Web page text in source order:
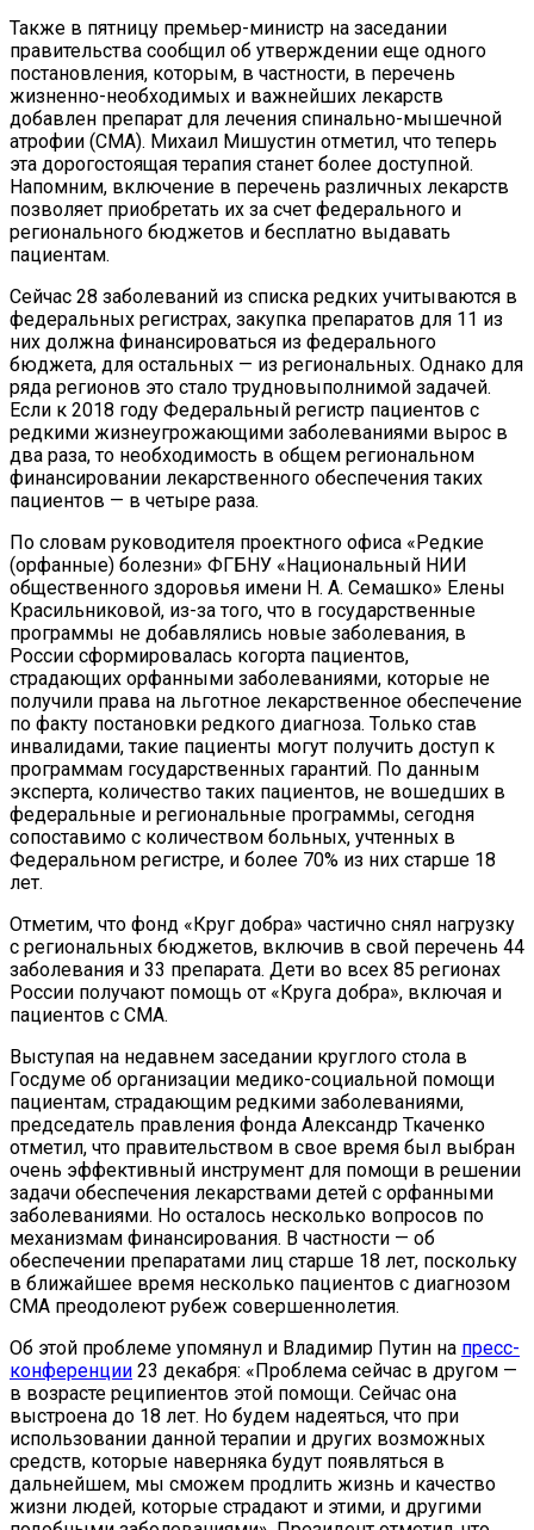
Также в пятницу премьер-министр на заседании
правительства сообщил об утверждении еще одного
постановления, которым, в частности, в перечень
жизненно-необходимых и важнейших лекарств
добавлен препарат для лечения спинально-мышечной
атрофии (СМА). Михаил Мишустин отметил, что теперь
эта дорогостоящая терапия станет более доступной.
Напомним, включение в перечень различных лекарств
позволяет приобретать их за счет федерального и
регионального бюджетов и бесплатно выдавать
пациентам.
Сейчас 28 заболеваний из списка редких учитываются в
федеральных регистрах, закупка препаратов для 11 из
них должна финансироваться из федерального
бюджета, для остальных — из региональных. Однако для
ряда регионов это стало трудновыполнимой задачей.
Если к 2018 году Федеральный регистр пациентов с
редкими жизнеугрожающими заболеваниями вырос в
два раза, то необходимость в общем региональном
финансировании лекарственного обеспечения таких
пациентов — в четыре раза.
По словам руководителя проектного офиса «Редкие
(орфанные) болезни» ФГБНУ «Национальный НИИ
общественного здоровья имени Н. А. Семашко» Елены
Красильниковой, из-за того, что в государственные
программы не добавлялись новые заболевания, в
России сформировалась когорта пациентов,
страдающих орфанными заболеваниями, которые не
получили права на льготное лекарственное обеспечение
по факту постановки редкого диагноза. Только став
инвалидами, такие пациенты могут получить доступ к
программам государственных гарантий. По данным
эксперта, количество таких пациентов, не вошедших в
федеральные и региональные программы, сегодня
сопоставимо с количеством больных, учтенных в
Федеральном регистре, и более 70% из них старше 18
лет.
Отметим, что фонд «Круг добра» частично снял нагрузку
с региональных бюджетов, включив в свой перечень 44
заболевания и 33 препарата. Дети во всех 85 регионах
России получают помощь от «Круга добра», включая и
пациентов с СМА.
Выступая на недавнем заседании круглого стола в
Госдуме об организации медико-социальной помощи
пациентам, страдающим редкими заболеваниями,
председатель правления фонда Александр Ткаченко
отметил, что правительством в свое время был выбран
очень эффективный инструмент для помощи в решении
задачи обеспечения лекарствами детей с орфанными
заболеваниями. Но осталось несколько вопросов по
механизмам финансирования. В частности — об
обеспечении препаратами лиц старше 18 лет, поскольку
в ближайшее время несколько пациентов с диагнозом
СМА преодолеют рубеж совершеннолетия.
Об этой проблеме упомянул и Владимир Путин на пресс-
конференции 23 декабря: «Проблема сейчас в другом —
в возрасте реципиентов этой помощи. Сейчас она
выстроена до 18 лет. Но будем надеяться, что при
использовании данной терапии и других возможных
средств, которые наверняка будут появляться в
дальнейшем, мы сможем продлить жизнь и качество
жизни людей, которые страдают и этими, и другими